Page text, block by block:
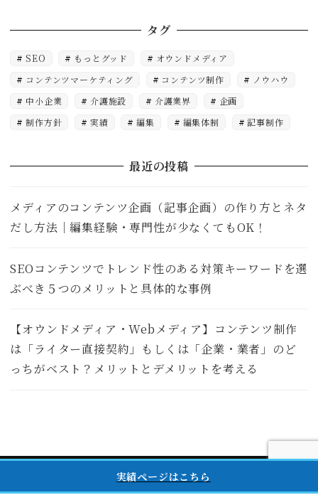
タグ
SEO もっとグッド
オウンドメディア
コンテンツマーケティング
コンテンツ制作
ノウハウ
中小企業
介護施設 介護業界
企画
制作方針
実績 編集 編集体制 記事制作
最近の投稿
メディアのコンテンツ企画（記事企画）の作り方とネタ
だし方法｜編集経験・専門性が少なくてもOK！
SEOコンテンツでトレンド性のある対策キーワードを選
ぶべき５つのメリットと具体的な事例
【オウンドメディア・Webメディア】コンテンツ制作
は「ライター直接契約」もしくは「企業・業者」のど
っちがベスト？メリットとデメリットを考える
実績ページはこちら
© 2021 株式会社もっとグッド